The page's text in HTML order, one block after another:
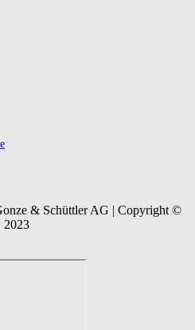
& Schüttler AG | Copyright ©
2023